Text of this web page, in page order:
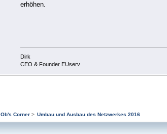
erhöhen.
Dirk
CEO & Founder EUserv
Ob's Corner> Umbau und Ausbau des Netzwerkes 2016